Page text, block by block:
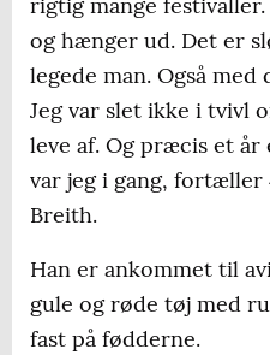
og hænger ud. Det er
legede man. Også
Jeg var slet ikke i tvivl
leve af. Og præcis et år
var jeg i gang, fortæller
Breith.
Han er ankommet til
gule og røde tøj med
fast på fødderne.